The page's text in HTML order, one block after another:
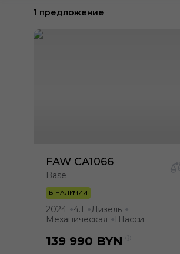
1 предложение
FAW CA1066
Base
В НАЛИЧИИ
2024 ●4.1 ●Дизель ●
Механическая ● Шасси
139 990 BYN